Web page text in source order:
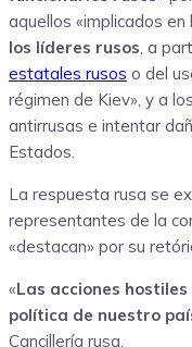
aquellos «implicados en
los líderes rusos , a
estatales rusos o del
régimen de Kiev», y a
antirrusas e intentar
Estados.
La respuesta rusa se
representantes de la
«destacan» por su
«Las acciones
política de nuestro
Cancillería rusa.